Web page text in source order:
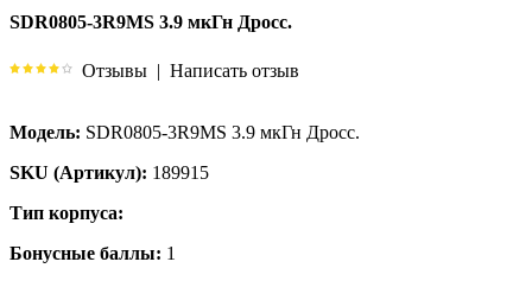
SDR0805-3R9MS 3.9 мкГн Дросс.
Отзывы | Написать отзыв
Модель: SDR0805-3R9MS 3.9 мкГн Дросс.
SKU (Артикул): 189915
Тип корпуса:
Бонусные баллы: 1